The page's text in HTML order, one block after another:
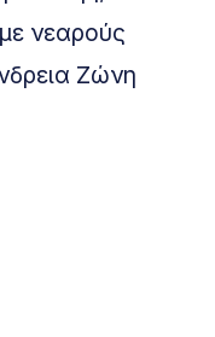
νεαρούς
Ζώνη